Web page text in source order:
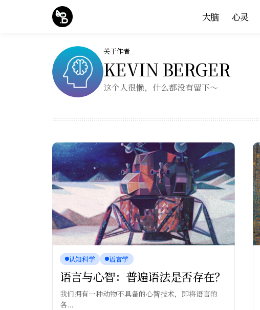
大脑 心灵
关于作者
KEVIN BERGER
这个人很懒，什么都没有留下～
认知科学 语言学
语言与心智：普遍语法是否存在？
我们拥有一种动物不具备的心智技术，即将语言的
各...